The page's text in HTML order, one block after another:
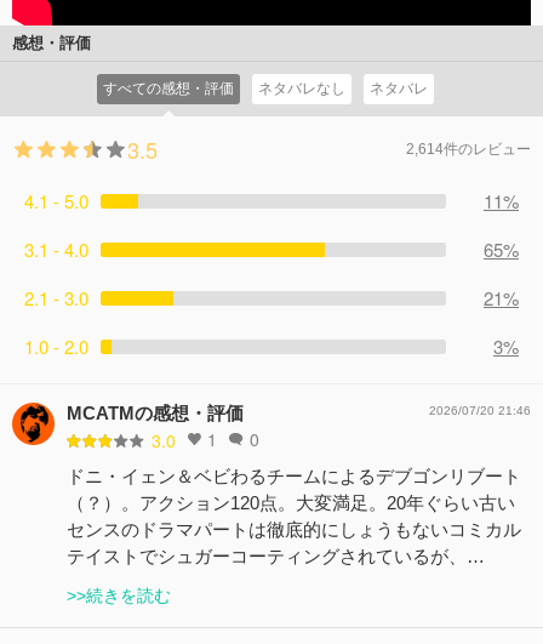
感想・評価
すべての感想・評価 ネタバレなし ネタバレ
3.5 2,614件のレビュー
4.1 - 5.0
11%
3.1 - 4.0
65%
2.1 - 3.0
21%
1.0 - 2.0
3%
MCATMの感想・評価
3.0 1 0
2026/07/20 21:46
ドニ・イェン＆ベビわるチームによるデブゴンリブート
（？）。アクション120点。大変満足。20年ぐらい古い
センスのドラマパートは徹底的にしょうもないコミカル
テイストでシュガーコーティングされているが、…
>>続きを読む